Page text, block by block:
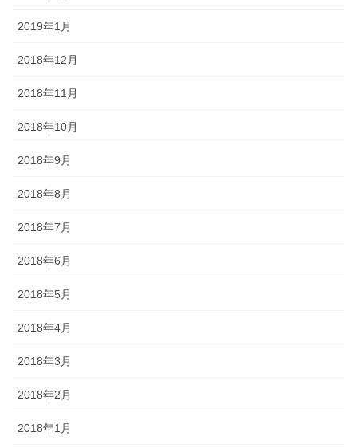
2019年1月
2018年12月
2018年11月
2018年10月
2018年9月
2018年8月
2018年7月
2018年6月
2018年5月
2018年4月
2018年3月
2018年2月
2018年1月